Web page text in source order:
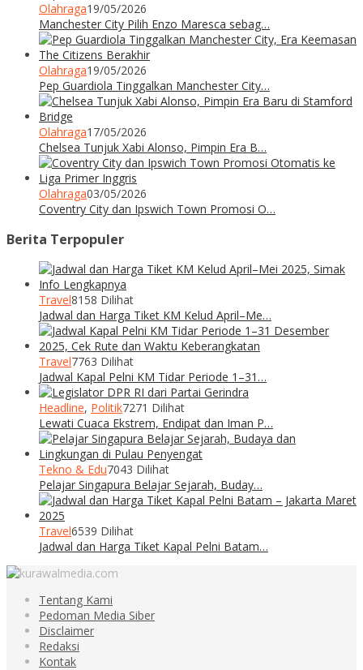
Olahraga19/05/2026
Manchester City Pilih Enzo Maresca sebag…
Olahraga19/05/2026
Pep Guardiola Tinggalkan Manchester City…
Olahraga17/05/2026
Chelsea Tunjuk Xabi Alonso, Pimpin Era B…
Olahraga03/05/2026
Coventry City dan Ipswich Town Promosi O…
Berita Terpopuler
Travel8158 Dilihat
Jadwal dan Harga Tiket KM Kelud April–Me…
Travel7763 Dilihat
Jadwal Kapal Pelni KM Tidar Periode 1–31…
Headline, Politik7271 Dilihat
Lewati Cuaca Ekstrem, Endipat dan Iman P…
Tekno & Edu7043 Dilihat
Pelajar Singapura Belajar Sejarah, Buday…
Travel6539 Dilihat
Jadwal dan Harga Tiket Kapal Pelni Batam…
Tentang Kami
Pedoman Media Siber
Disclaimer
Redaksi
Kontak